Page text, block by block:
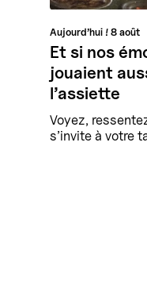
Aujourd’hui ! 8 août
Et si nos
jouaient
l’assiette
Voyez,
s’invite à votre